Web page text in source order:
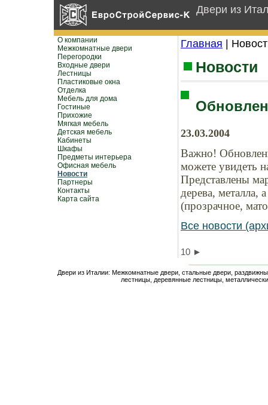
Двери из
О компании
Межкомнатные двери
Перегородки
Входные двери
Лестницы
Пластиковые окна
Отделка
Мебель для дома
Гостиные
Прихожие
Мягкая мебель
Детская мебель
Кабинеты
Шкафы
Предметы интерьера
Офисная мебель
Новости
Партнеры
Контакты
Карта сайта
Главная |
Новости
23.03.2004
Важно!
можете увидеть
Представлены
дерева, металла,
(прозрачное,
Все новости
10 ►
Двери из Италии: Межкомнатные двери, стальные двери,
лестницы, деревянные лестницы,